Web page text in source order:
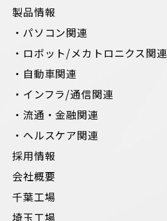
製品情報
・パソコン関連
・ロボット/メカトロニクス関連
・自動車関連
・インフラ/通信関連
・流通・金融関連
・ヘルスケア関連
採用情報
会社概要
千葉工場
埼玉工場